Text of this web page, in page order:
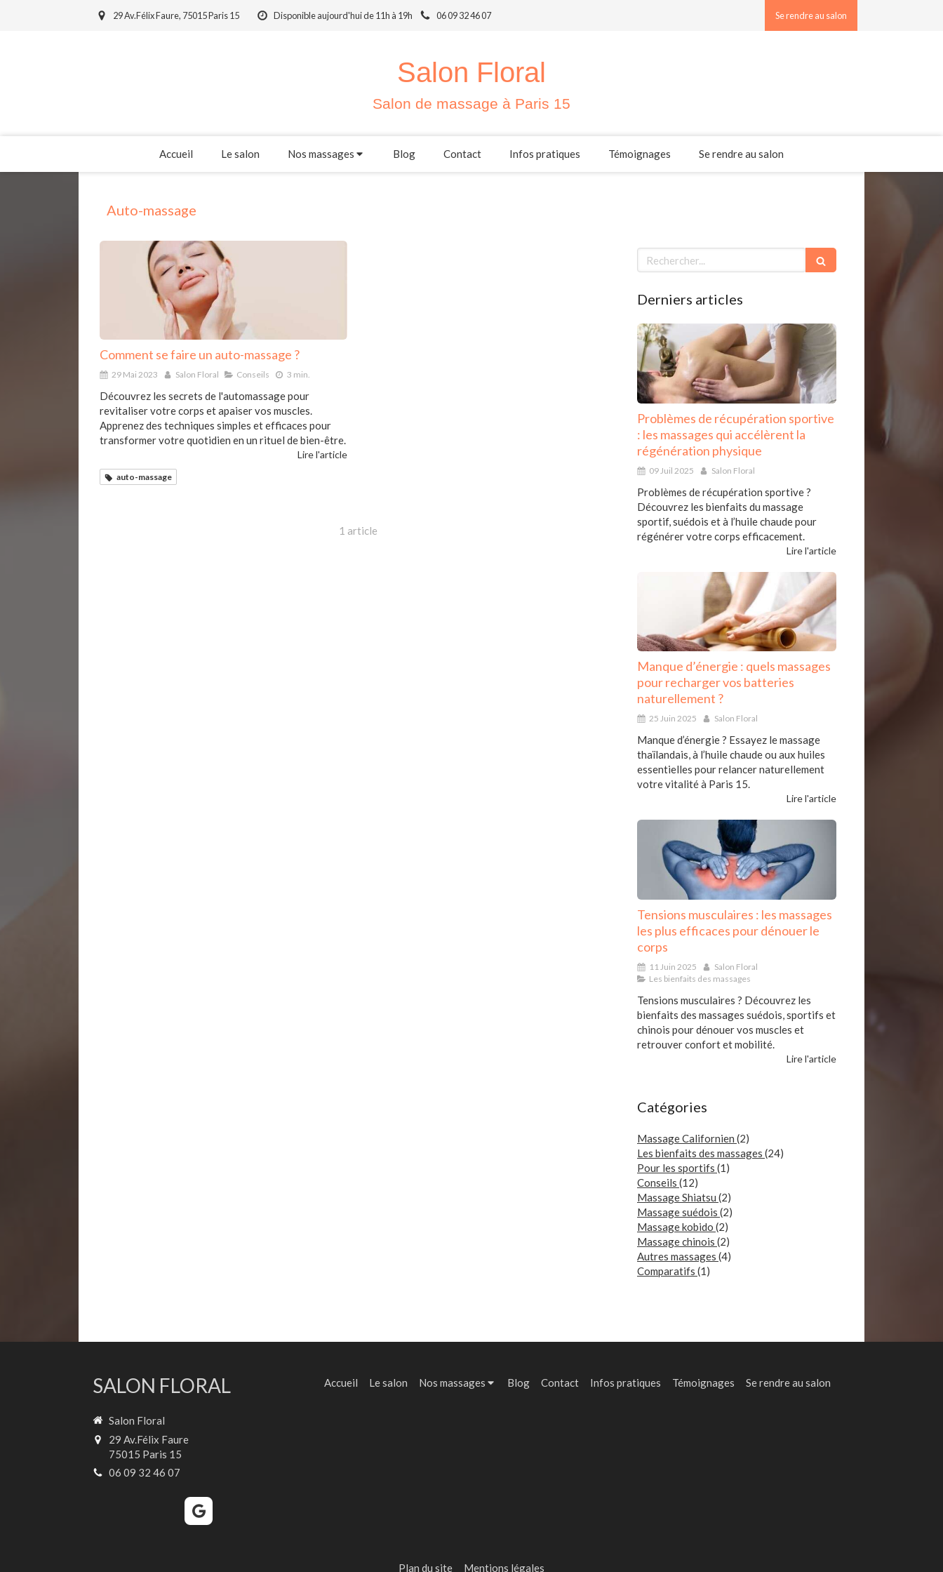
29 Av.Félix Faure, 75015 Paris 15 Disponible aujourd'hui de 11h à 19h 06 09 32 46 07 Se rendre au salon
Salon Floral
Salon de massage à Paris 15
Accueil Le salon Nos massages Blog Contact Infos pratiques Témoignages Se rendre au salon
Auto-massage
Comment se faire un auto-massage ?
29 Mai 2023 Salon Floral Conseils 3 min.
Découvrez les secrets de l'automassage pour
revitaliser votre corps et apaiser vos muscles.
Apprenez des techniques simples et efficaces pour
transformer votre quotidien en un rituel de bien-être.
Lire l'article
auto-massage
1 article
Rechercher
Derniers articles
Problèmes de récupération sportive
: les massages qui accélèrent la
régénération physique
09 Juil 2025 Salon Floral
Problèmes de récupération sportive ?
Découvrez les bienfaits du massage
sportif, suédois et à l’huile chaude pour
régénérer votre corps efficacement.
Lire l'article
Manque d’énergie : quels massages
pour recharger vos batteries
naturellement ?
25 Juin 2025 Salon Floral
Manque d’énergie ? Essayez le massage
thaïlandais, à l’huile chaude ou aux huiles
essentielles pour relancer naturellement
votre vitalité à Paris 15.
Lire l'article
Tensions musculaires : les massages
les plus efficaces pour dénouer le
corps
11 Juin 2025
Salon Floral
Les bienfaits des massages
Tensions musculaires ? Découvrez les
bienfaits des massages suédois, sportifs et
chinois pour dénouer vos muscles et
retrouver confort et mobilité.
Lire l'article
Catégories
Massage Californien (2)
Les bienfaits des massages (24)
Pour les sportifs (1)
Conseils (12)
Massage Shiatsu (2)
Massage suédois (2)
Massage kobido (2)
Massage chinois (2)
Autres massages (4)
Comparatifs (1)
SALON FLORAL
Salon Floral
29 Av.Félix Faure
75015 Paris 15
06 09 32 46 07
Accueil Le salon Nos massages Blog Contact Infos pratiques Témoignages Se rendre au salon
Plan du site Mentions légales